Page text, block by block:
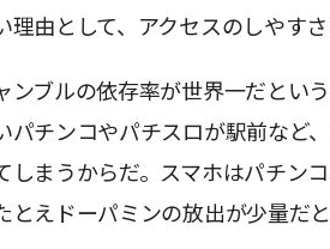
理由として、アクセスのしやす
ンブルの依存率が世界一だとい
パチンコやパチスロが駅前など
しまうからだ。スマホはパチン
とえドーパミンの放出が少量だ